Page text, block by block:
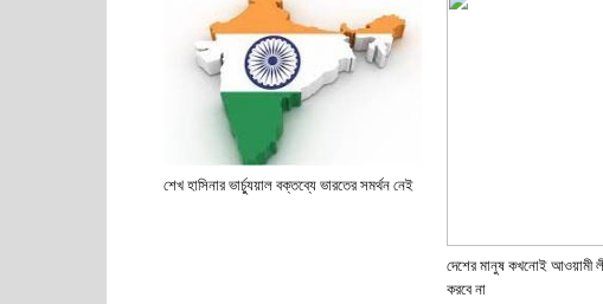
শেখ হাসিনার ভার্চ্যুয়াল বক্তব্যে ভারতের সমর্থন নেই
দেশের মানুষ কখনোই আওয়ামী
করবে না